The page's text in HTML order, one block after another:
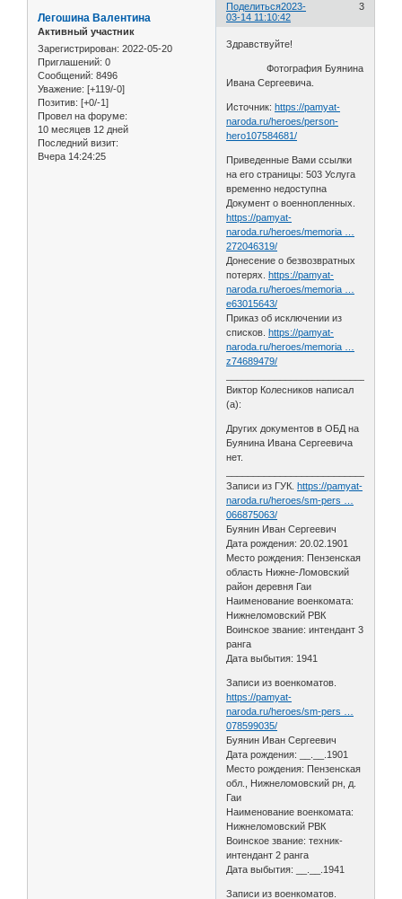
Поделиться 3
2023-
03-14 11:10:42
Легошина Валентина
Активный участник
Зарегистрирован: 2022-05-20
Приглашений: 0
Сообщений: 8496
Уважение: [+119/-0]
Позитив: [+0/-1]
Провел на форуме:
10 месяцев 12 дней
Последний визит:
Вчера 14:24:25
Здравствуйте!
Фотография Буянина
Ивана Сергеевича.
Источник:https://pamyat-
naroda.ru/heroes/person-
hero107584681/
Приведенные Вами ссылки
на его страницы: 503 Услуга
временно недоступна
Документ о военнопленных.
https://pamyat-
naroda.ru/heroes/memoria …
272046319/
Донесение о безвозвратных
потерях.https://pamyat-
naroda.ru/heroes/memoria …
e63015643/
Приказ об исключении из
списков.https://pamyat-
naroda.ru/heroes/memoria …
z74689479/
Виктор Колесников написал
(а):
Других документов в ОБД на
Буянина Ивана Сергеевича
нет.
Записи из ГУК.https://pamyat-
naroda.ru/heroes/sm-pers …
066875063/
Буянин Иван Сергеевич
Дата рождения: 20.02.1901
Место рождения: Пензенская
область Нижне-Ломовский
район деревня Гаи
Наименование военкомата:
Нижнеломовский РВК
Воинское звание: интендант 3
ранга
Дата выбытия: 1941
Записи из военкоматов.
https://pamyat-
naroda.ru/heroes/sm-pers …
078599035/
Буянин Иван Сергеевич
Дата рождения: __.__.1901
Место рождения: Пензенская
обл., Нижнеломовский рн, д.
Гаи
Наименование военкомата:
Нижнеломовский РВК
Воинское звание: техник-
интендант 2 ранга
Дата выбытия: __.__.1941
Записи из военкоматов.